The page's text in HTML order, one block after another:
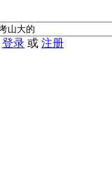
登录 或 注册